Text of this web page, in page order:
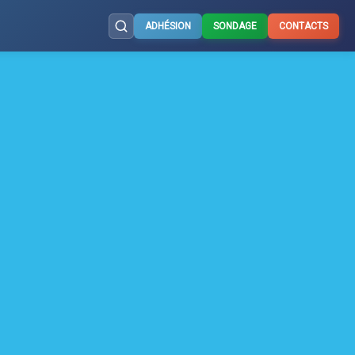
ADHÉSION SONDAGE CONTACTS